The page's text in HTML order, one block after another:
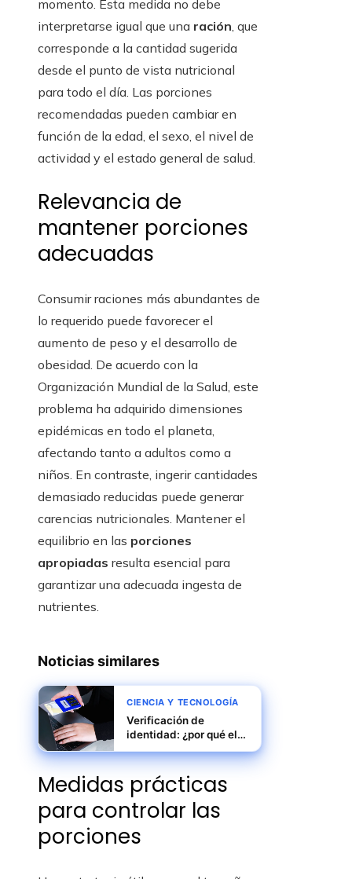
momento. Esta medida no debe
interpretarse igual que una ración, que
corresponde a la cantidad sugerida
desde el punto de vista nutricional
para todo el día. Las porciones
recomendadas pueden cambiar en
función de la edad, el sexo, el nivel de
actividad y el estado general de salud.
Relevancia de
mantener porciones
adecuadas
Consumir raciones más abundantes de
lo requerido puede favorecer el
aumento de peso y el desarrollo de
obesidad. De acuerdo con la
Organización Mundial de la Salud, este
problema ha adquirido dimensiones
epidémicas en todo el planeta,
afectando tanto a adultos como a
niños. En contraste, ingerir cantidades
demasiado reducidas puede generar
carencias nutricionales. Mantener el
equilibrio en las porciones
apropiadas resulta esencial para
garantizar una adecuada ingesta de
nutrientes.
Noticias similares
CIENCIA Y TECNOLOGÍA
Verificación de
identidad: ¿por qué el
cambio a passkeys y
biometría?
Medidas prácticas
para controlar las
porciones